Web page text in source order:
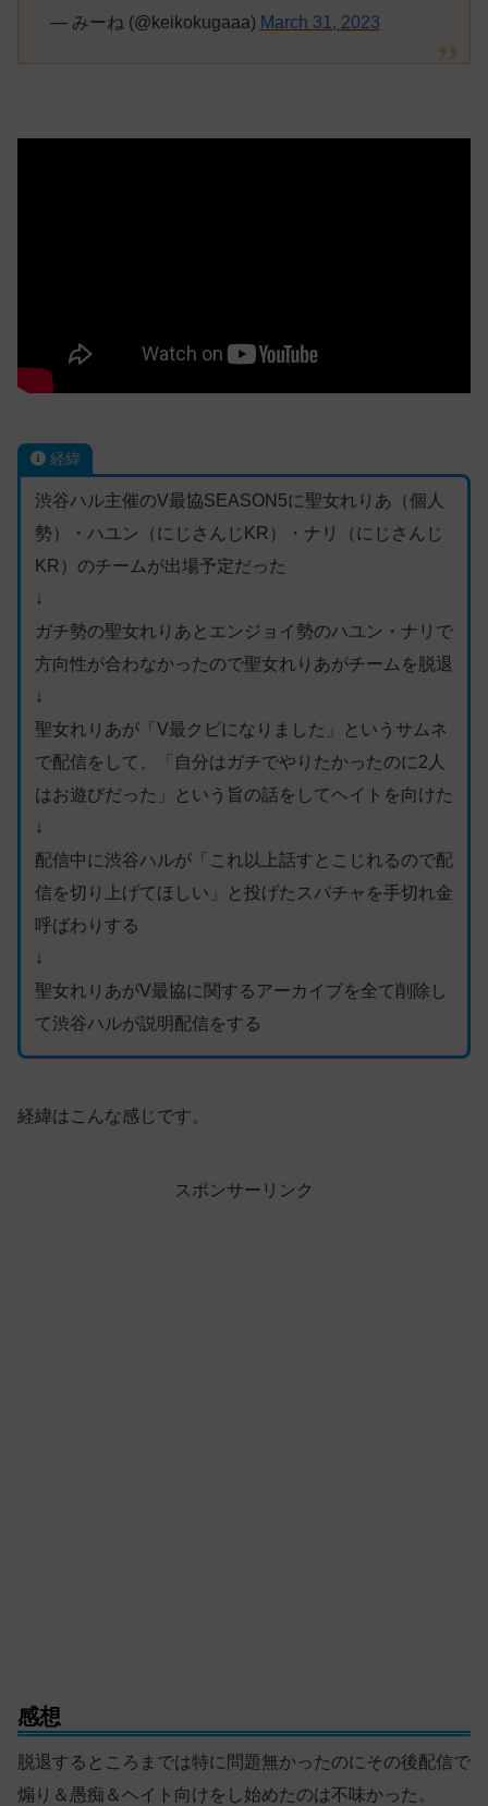
— みーね (@keikokugaaa) March 31, 2023
経緯
渋谷ハル主催のV最協SEASON5に聖女れりあ（個人
勢）・ハユン（にじさんじKR）・ナリ（にじさんじ
KR）のチームが出場予定だった
↓
ガチ勢の聖女れりあとエンジョイ勢のハユン・ナリで
方向性が合わなかったので聖女れりあがチームを脱退
↓
聖女れりあが「V最クビになりました」というサムネ
で配信をして、「自分はガチでやりたかったのに2人
はお遊びだった」という旨の話をしてヘイトを向けた
↓
配信中に渋谷ハルが「これ以上話すとこじれるので配
信を切り上げてほしい」と投げたスパチャを手切れ金
呼ばわりする
↓
聖女れりあがV最協に関するアーカイブを全て削除し
て渋谷ハルが説明配信をする
経緯はこんな感じです。
スポンサーリンク
感想
脱退するところまでは特に問題無かったのにその後配信で
煽り＆愚痴＆ヘイト向けをし始めたのは不味かった。